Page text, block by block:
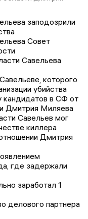
заподозрили
Совет
Савельева
которого
убийства
кандидатов в СФ от
Дмитрия Миляева
Савельев мог
киллера
Дмитрия
где задержали
заработал 1
делового партнера